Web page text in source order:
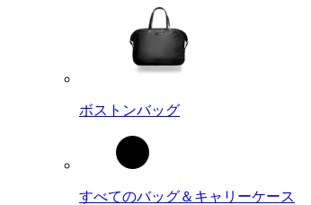
ボストンバッグ
すべてのバッグ＆キャリーケース